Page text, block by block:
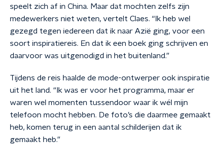
speelt zich af in China. Maar dat mochten zelfs zijn
medewerkers niet weten, vertelt Claes. “Ik heb wel
gezegd tegen iedereen dat ik naar Azië ging, voor een
soort inspiratiereis. En dat ik een boek ging schrijven en
daarvoor was uitgenodigd in het buitenland.”
Tijdens de reis haalde de mode-ontwerper ook inspiratie
uit het land. “Ik was er voor het programma, maar er
waren wel momenten tussendoor waar ik wél mijn
telefoon mocht hebben. De foto’s die daarmee gemaakt
heb, komen terug in een aantal schilderijen dat ik
gemaakt heb.”